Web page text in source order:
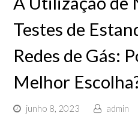
Testes de
Redes de Gás:
Melhor
junho 8, 2023 admin